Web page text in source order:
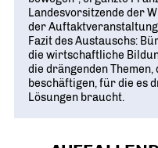
Landesvorsitzende der
der
Fazit des Austauschs:
die wirtschaftliche
die drängenden
beschäftigen, für die es
Lösungen braucht.